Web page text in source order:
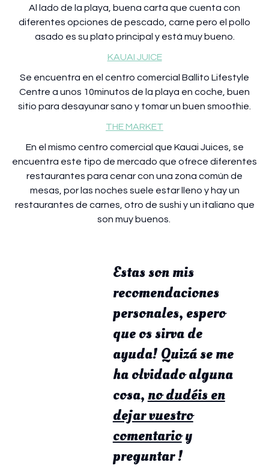
Al lado de la playa, buena carta que cuenta con
diferentes opciones de pescado, carne pero el pollo
asado es su plato principal y está muy bueno.
KAUAI JUICE
Se encuentra en el centro comercial Ballito Lifestyle
Centre a unos 10minutos de la playa en coche, buen
sitio para desayunar sano y tomar un buen smoothie.
THE MARKET
En el mismo centro comercial que Kauai Juices, se
encuentra este tipo de mercado que ofrece diferentes
restaurantes para cenar con una zona común de
mesas, por las noches suele estar lleno y hay un
restaurantes de carnes, otro de sushi y un italiano que
son muy buenos.
Estas son mis
recomendaciones
personales, espero
que os sirva de
ayuda! Quizá se me
ha olvidado alguna
cosa, no dudéis en
dejar vuestro
comentarioy
preguntar !